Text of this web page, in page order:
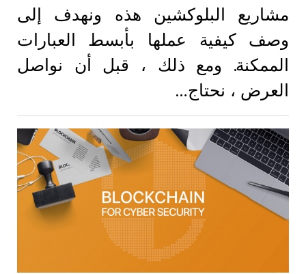
مشاريع البلوكشين هذه ونهدف إلى
وصف كيفية عملها بأبسط العبارات
الممكنة. ومع ذلك ، قبل أن نواصل
العرض ، نحتاج…